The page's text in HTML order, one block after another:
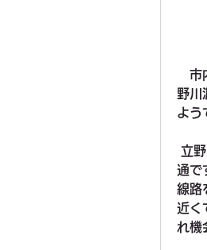
市
野川
よう
通で
線路
近く
れ機